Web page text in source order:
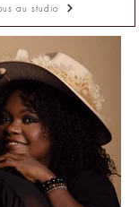
au studio